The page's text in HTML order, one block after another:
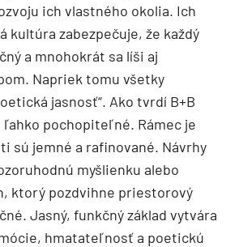
ich vlastného okolia. Ich
kultúra zabezpečuje, že každý
a mnohokrát sa líši aj
Napriek tomu všetky
jasnosť“. Ako tvrdí B+B
ľahko pochopiteľné. Rámec je
sú jemné a rafinované. Návrhy
myšlienku alebo
ktorý pozdvihne priestorový
Jasný, funkčný základ vytvára
hmatateľnosť a poetickú